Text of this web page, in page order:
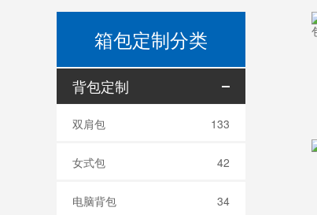
箱包定制分类
背包定制
双肩包 133
女式包 42
电脑背包 34